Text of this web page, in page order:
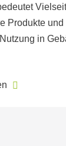
Produkte
in